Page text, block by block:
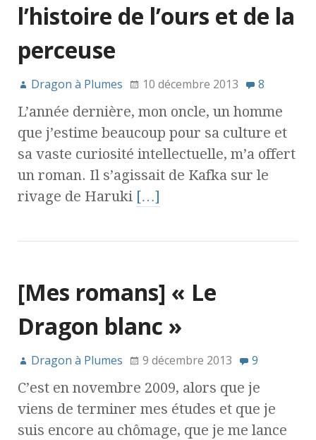
l’histoire de l’ours et de la
perceuse
Dragon à Plumes 10 décembre 2013 8
L’année dernière, mon oncle, un homme
que j’estime beaucoup pour sa culture et
sa vaste curiosité intellectuelle, m’a offert
un roman. Il s’agissait de Kafka sur le
rivage de Haruki […]
[Mes romans] « Le
Dragon blanc »
Dragon à Plumes 9 décembre 2013 9
C’est en novembre 2009, alors que je
viens de terminer mes études et que je
suis encore au chômage, que je me lance